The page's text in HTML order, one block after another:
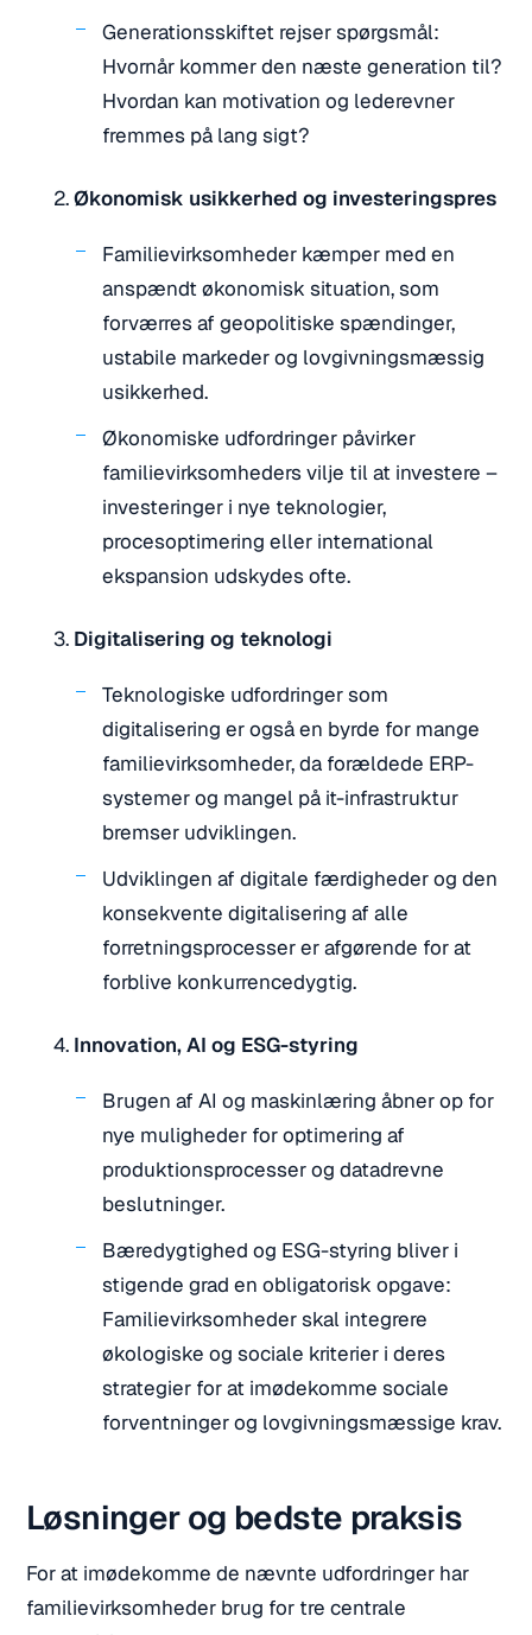
Generationsskiftet rejser spørgsmål:
Hvornår kommer den næste generation til?
Hvordan kan motivation og lederevner
fremmes på lang sigt?
Økonomisk usikkerhed og investeringspres
Familievirksomheder kæmper med en
anspændt økonomisk situation, som
forværres af geopolitiske spændinger,
ustabile markeder og lovgivningsmæssig
usikkerhed.
Økonomiske udfordringer påvirker
familievirksomheders vilje til at investere –
investeringer i nye teknologier,
procesoptimering eller international
ekspansion udskydes ofte.
Digitalisering og teknologi
Teknologiske udfordringer som
digitalisering er også en byrde for mange
familievirksomheder, da forældede ERP-
systemer og mangel på it-infrastruktur
bremser udviklingen.
Udviklingen af digitale færdigheder og den
konsekvente digitalisering af alle
forretningsprocesser er afgørende for at
forblive konkurrencedygtig.
Innovation, AI og ESG-styring
Brugen af AI og maskinlæring åbner op for
nye muligheder for optimering af
produktionsprocesser og datadrevne
beslutninger.
Bæredygtighed og ESG-styring bliver i
stigende grad en obligatorisk opgave:
Familievirksomheder skal integrere
økologiske og sociale kriterier i deres
strategier for at imødekomme sociale
forventninger og lovgivningsmæssige krav.
Løsninger og bedste praksis
For at imødekomme de nævnte udfordringer har
familievirksomheder brug for tre centrale